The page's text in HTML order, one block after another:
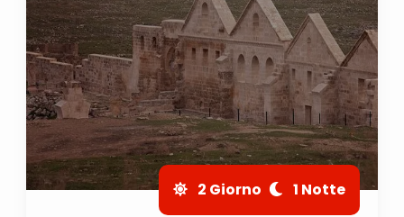
2 Giorno 1 Notte